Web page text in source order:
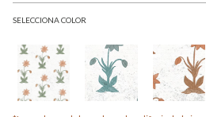
SELECCIONA COLOR